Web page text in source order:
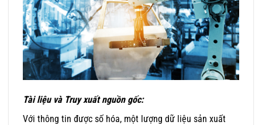
Tài liệu và Truy xuất nguồn gốc:
Với thông tin được số hóa, một lượng dữ liệu sản xuất